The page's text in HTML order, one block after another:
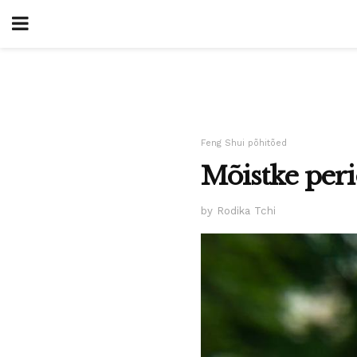
Feng Shui põhitõed
Mõistke
by Rodika Tchi